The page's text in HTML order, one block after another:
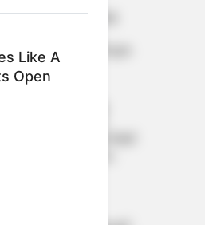
നെയ്യ് ഇടപാടില്‍
നിന്ന് തുക
3465 ലിറ്റര്‍
കാണാനില്ല
Like A
Open